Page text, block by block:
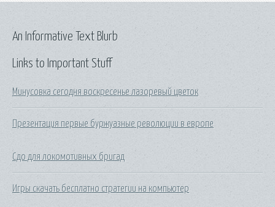
Links to Important Stuff
Минусовка сегодня воскресенье лазоревый цветок
Презентация первые буржуазные революции в европе
Сдо для локомотивных бригад
Игры скачать бесплатно стратегии на компьютер
An Informative Text Blurb